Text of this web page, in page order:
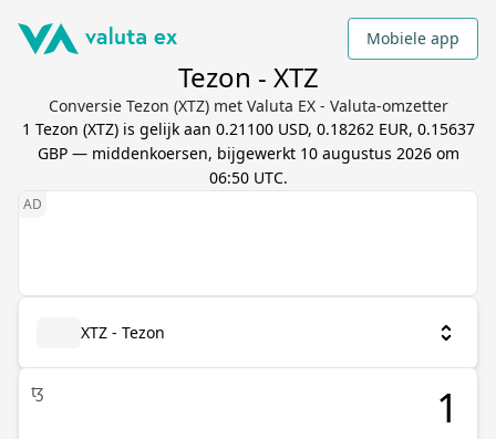
Mobiele app
Tezon - XTZ
Conversie Tezon (XTZ) met Valuta EX - Valuta-omzetter
1 Tezon (XTZ) is gelijk aan 0.21100 USD, 0.18262 EUR, 0.15637
GBP— middenkoersen, bijgewerkt 10 augustus 2026 om
06:50 UTC.
XTZ - Tezon
ꜩ